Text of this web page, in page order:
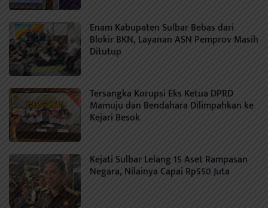
Enam Kabupaten Sulbar Bebas dari
Blokir BKN, Layanan ASN Pemprov Masih
Ditutup
Tersangka Korupsi Eks Ketua DPRD
Mamuju dan Bendahara Dilimpahkan ke
Kejari Besok
Kejati Sulbar Lelang 15 Aset Rampasan
Negara, Nilainya Capai Rp550 Juta